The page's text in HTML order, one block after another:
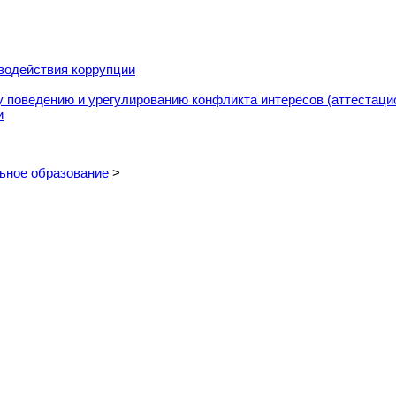
коррупции
и урегулированию конфликта интересов
образование >